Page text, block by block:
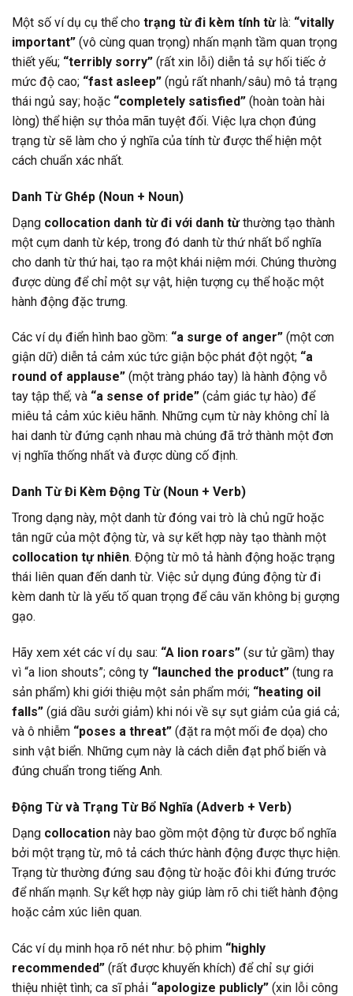
Một số ví dụ cụ thể cho trạng từ đi kèm tính từlà: “vitally
important” (vô cùng quan trọng) nhấn mạnh tầm quan trọng
thiết yếu; “terribly sorry” (rất xin lỗi) diễn tả sự hối tiếc ở
mức độ cao; “fast asleep” (ngủ rất nhanh/sâu) mô tả trạng
thái ngủ say; hoặc “completely satisfied” (hoàn toàn hài
lòng) thể hiện sự thỏa mãn tuyệt đối. Việc lựa chọn đúng
trạng từ sẽ làm cho ý nghĩa của tính từ được thể hiện một
cách chuẩn xác nhất.
Danh Từ Ghép (Noun + Noun)
Dạng collocation danh từ đi với danh từthường tạo thành
một cụm danh từ kép, trong đó danh từ thứ nhất bổ nghĩa
cho danh từ thứ hai, tạo ra một khái niệm mới. Chúng thường
được dùng để chỉ một sự vật, hiện tượng cụ thể hoặc một
hành động đặc trưng.
Các ví dụ điển hình bao gồm: “a surge of anger” (một cơn
giận dữ) diễn tả cảm xúc tức giận bộc phát đột ngột; “a
round of applause” (một tràng pháo tay) là hành động vỗ
tay tập thể; và “a sense of pride” (cảm giác tự hào) để
miêu tả cảm xúc kiêu hãnh. Những cụm từ này không chỉ là
hai danh từ đứng cạnh nhau mà chúng đã trở thành một đơn
vị nghĩa thống nhất và được dùng cố định.
Danh Từ Đi Kèm Động Từ (Noun + Verb)
Trong dạng này, một danh từ đóng vai trò là chủ ngữ hoặc
tân ngữ của một động từ, và sự kết hợp này tạo thành một
collocation tự nhiên. Động từ mô tả hành động hoặc trạng
thái liên quan đến danh từ. Việc sử dụng đúng động từ đi
kèm danh từ là yếu tố quan trọng để câu văn không bị gượng
gạo.
Hãy xem xét các ví dụ sau: “A lion roars” (sư tử gầm) thay
vì “a lion shouts”; công ty “launched the product” (tung ra
sản phẩm) khi giới thiệu một sản phẩm mới; “heating oil
falls” (giá dầu sưởi giảm) khi nói về sự sụt giảm của giá cả;
và ô nhiễm “poses a threat” (đặt ra một mối đe dọa) cho
sinh vật biển. Những cụm này là cách diễn đạt phổ biến và
đúng chuẩn trong tiếng Anh.
Động Từ và Trạng Từ Bổ Nghĩa (Adverb + Verb)
Dạng collocation này bao gồm một động từ được bổ nghĩa
bởi một trạng từ, mô tả cách thức hành động được thực hiện.
Trạng từ thường đứng sau động từ hoặc đôi khi đứng trước
để nhấn mạnh. Sự kết hợp này giúp làm rõ chi tiết hành động
hoặc cảm xúc liên quan.
Các ví dụ minh họa rõ nét như: bộ phim “highly
recommended” (rất được khuyến khích) để chỉ sự giới
thiệu nhiệt tình; ca sĩ phải “apologize publicly” (xin lỗi công